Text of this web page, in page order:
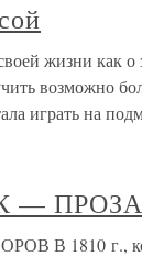
жизни как о
возможно
играть на
—
1810 г.,